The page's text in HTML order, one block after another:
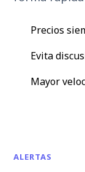
Precios
Evita
Mayor
ALERTAS